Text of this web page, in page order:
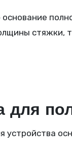
стяжки,
для
устройства